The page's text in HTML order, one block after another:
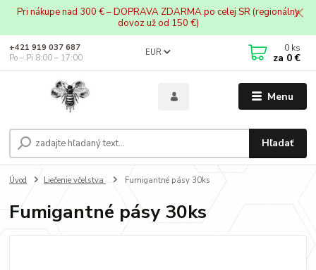
Pri nákupe nad 300 € – DOPRAVA ZDARMA po celej SR (regionálny
dovoz už od 150 €)
Menu
EUR
Hľadať
+421 919 037 687
Po – Pi 8:00 – 17:00
0 ks
za 0 €
Úvod Liečenie včelstva Fumigantné pásy 30ks
Fumigantné pásy 30ks